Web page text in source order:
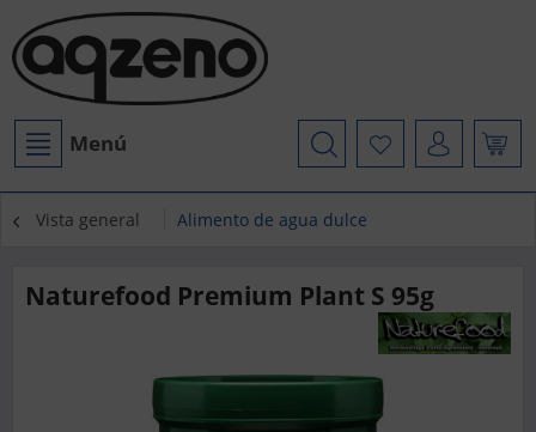
Menú
Vista general Alimento de agua dulce
Naturefood Premium Plant S 95g